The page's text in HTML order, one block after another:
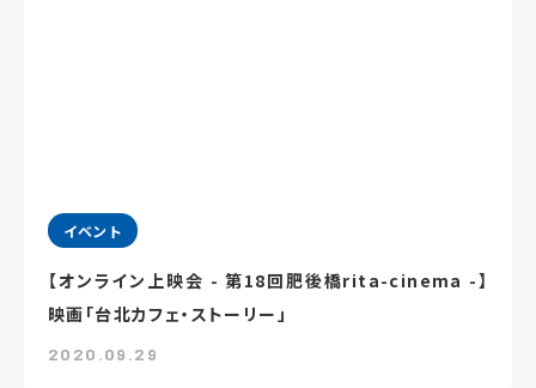
イベント
【オンライン上映会 - 第18回肥後橋rita-cinema -】
映画「台北カフェ・ストーリー」
2020.09.29